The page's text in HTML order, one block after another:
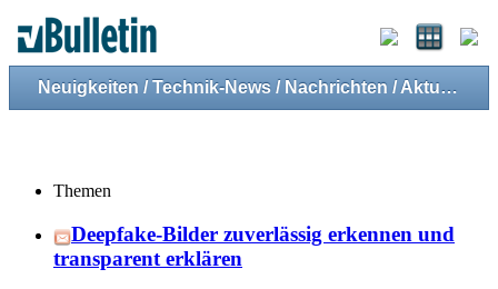
Neuigkeiten / Technik-News / Nachrichten / Aktuelles
Themen
Deepfake-Bilder zuverlässig erkennen und
transparent erklären